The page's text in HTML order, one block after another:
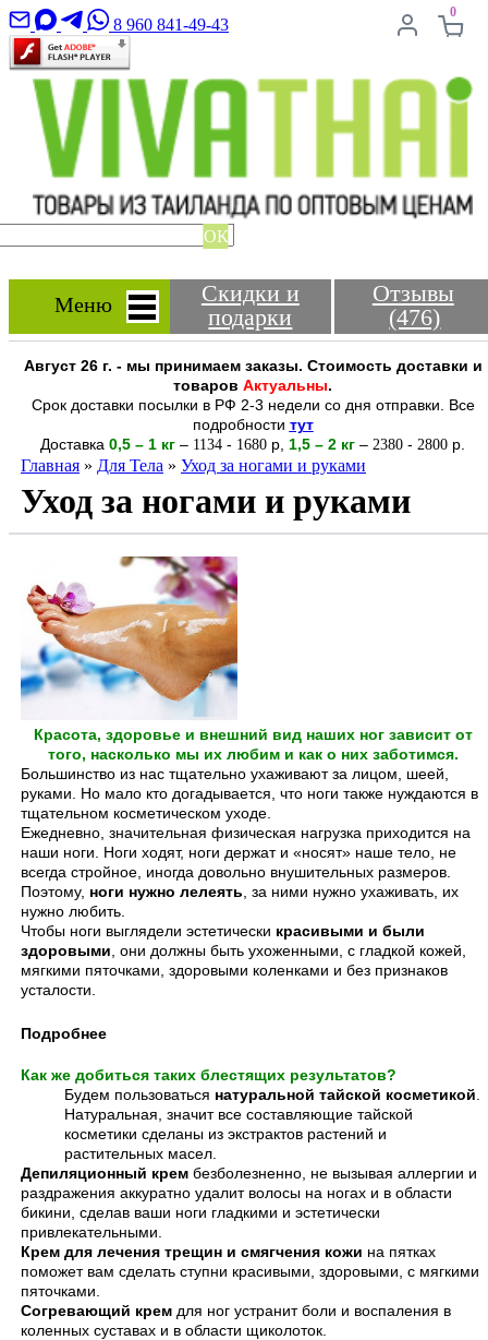
8 960 841-49-43
0
ОК
Меню
Скидки и
подарки
Отзывы
(476)
Август 26 г. - мы принимаем заказы. Стоимость доставки и
товаров Актуальны.
Срок доставки посылки в РФ 2-3 недели со дня отправки. Все
подробности тут
Доставка 0,5 – 1 кг – 1134 - 1680 р 1,5 – 2 кг – 2380 - 2800 р.
Главная » Для Тела » Уход за ногами и руками
Уход за ногами и руками
Красота, здоровье и внешний вид наших ног зависит от
того, насколько мы их любим и как о них заботимся.
Большинство из нас тщательно ухаживают за лицом, шеей,
руками. Но мало кто догадывается, что ноги также нуждаются в
тщательном косметическом уходе.
Ежедневно, значительная физическая нагрузка приходится на
наши ноги. Ноги ходят, ноги держат и «носят» наше тело, не
всегда стройное, иногда довольно внушительных размеров.
Поэтому, ноги нужно лелеять , за ними нужно ухаживать, их
нужно любить.
Чтобы ноги выглядели эстетически красивыми и были
здоровыми , они должны быть ухоженными, с гладкой кожей,
мягкими пяточками, здоровыми коленками и без признаков
усталости.
Подробнее
Как же добиться таких блестящих результатов?
Будем пользоваться натуральной тайской косметикой
Натуральная, значит все составляющие тайской
косметики сделаны из экстрактов растений и
растительных масел.
Депиляционный крем безболезненно, не вызывая аллергии и
раздражения аккуратно удалит волосы на ногах и в области
бикини, сделав ваши ноги гладкими и эстетически
привлекательными.
Крем для лечения трещин и смягчения кожи на пятках
поможет вам сделать ступни красивыми, здоровыми, с мягкими
пяточками.
Согревающий крем для ног устранит боли и воспаления в
коленных суставах и в области щиколоток.